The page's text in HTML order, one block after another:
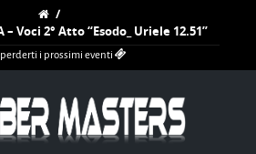
/
– Voci 2° Atto “Esodo_ Uriele 12.51”
i prossimi eventi